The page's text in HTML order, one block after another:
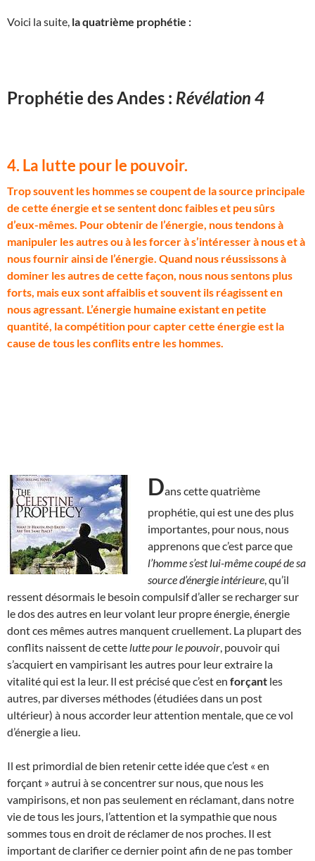
Voici la suite, la quatrième prophétie :
Prophétie des Andes : Révélation 4
4. La lutte pour le pouvoir.
Trop souvent les hommes se coupent de la source principale
de cette énergie et se sentent donc faibles et peu sûrs
d’eux-mêmes. Pour obtenir de l’énergie, nous tendons à
manipuler les autres ou à les forcer à s’intéresser à nous et à
nous fournir ainsi de l’énergie. Quand nous réussissons à
dominer les autres de cette façon, nous nous sentons plus
forts, mais eux sont affaiblis et souvent ils réagissent en
nous agressant. L’énergie humaine existant en petite
quantité, la compétition pour capter cette énergie est la
cause de tous les conflits entre les hommes.
Dans cette quatrième
prophétie, qui est une des plus
importantes, pour nous, nous
apprenons que c’est parce que
l’homme s’est lui-même coupé de sa
source d’énergie intérieure , qu’il
ressent désormais le besoin compulsif d’aller se recharger sur
le dos des autres en leur volant leur propre énergie, énergie
dont ces mêmes autres manquent cruellement. La plupart des
conflits naissent de cette lutte pour le pouvoir , pouvoir qui
s’acquiert en vampirisant les autres pour leur extraire la
vitalité qui est la leur. Il est précisé que c’est en forçant les
autres, par diverses méthodes (étudiées dans un post
ultérieur) à nous accorder leur attention mentale, que ce vol
d’énergie a lieu.
Il est primordial de bien retenir cette idée que c’est « en
forçant » autrui à se concentrer sur nous, que nous les
vampirisons, et non pas seulement en réclamant, dans notre
vie de tous les jours, l’attention et la sympathie que nous
sommes tous en droit de réclamer de nos proches. Il est
important de clarifier ce dernier point afin de ne pas tomber